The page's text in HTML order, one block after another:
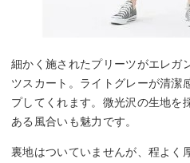
細かく施されたプリーツがエレガ
ツスカート。ライトグレーが清潔
プしてくれます。微光沢の生地を
ある風合いも魅力です。
裏地はついていませんが、程よく